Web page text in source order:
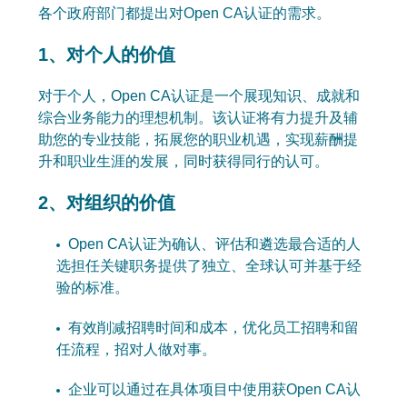
各个政府部门都提出对Open CA认证的需求。
1、对个人的价值
对于个人，Open CA认证是一个展现知识、成就和
综合业务能力的理想机制。该认证将有力提升及辅
助您的专业技能，拓展您的职业机遇，实现薪酬提
升和职业生涯的发展，同时获得同行的认可。
2、对组织的价值
Open CA认证为确认、评估和遴选最合适的人
选担任关键职务提供了独立、全球认可并基于经
验的标准。
有效削减招聘时间和成本，优化员工招聘和留
任流程，招对人做对事。
企业可以通过在具体项目中使用获Open CA认